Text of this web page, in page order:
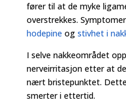
fører til at de myke
overstrekkes.
hodepine og stivhet i
I selve nakkeområdet
nerveirritasjon etter at
nært bristepunktet.
smerter i ettertid.